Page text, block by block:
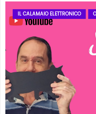
IL CALAMAIO ELETTRONICO